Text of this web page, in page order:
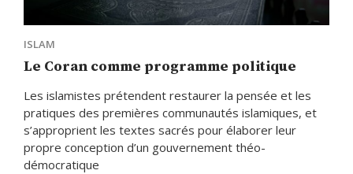
ISLAM
Le Coran comme programme politique
Les islamistes prétendent restaurer la pensée et les
pratiques des premières communautés islamiques, et
s’approprient les textes sacrés pour élaborer leur
propre conception d’un gouvernement théo-
démocratique